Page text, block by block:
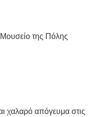
της Πόλης
χαλαρό απόγευμα στις